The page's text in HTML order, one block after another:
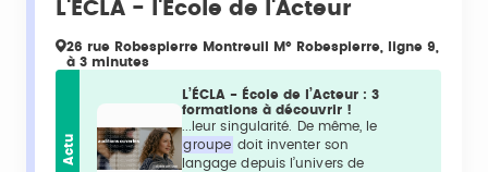
L'ECLA - l'École de l'Acteur
26 rue Robespierre Montreuil M° Robespierre, ligne 9,
à 3 minutes
Actu
L’ÉCLA - École de l’Acteur : 3
formations à découvrir !
...leur singularité. De même, le
groupe doit inventer son
langage depuis l’univers de